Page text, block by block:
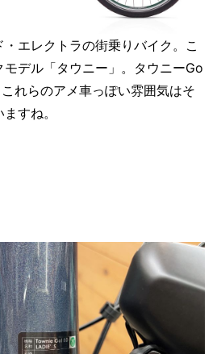
エレクトラの街乗りバイク。こ
デル「タウニー」。タウニーGo
れらのアメ車っぽい雰囲気はそ
すね。